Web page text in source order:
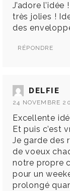
J’adore
très jolies !
des
RÉPONDRE
DELFIE
24 NOVEMBRE
Excellente
Et puis c’est
Je garde des
de voeux
notre propre
pour un
prolongé